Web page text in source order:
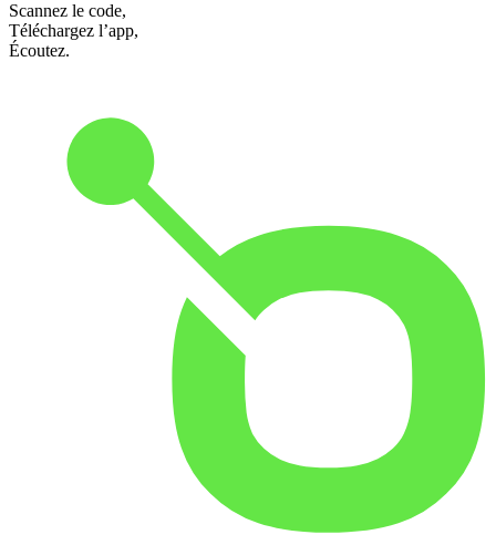
Scannez le code,
Téléchargez l’app,
Écoutez.